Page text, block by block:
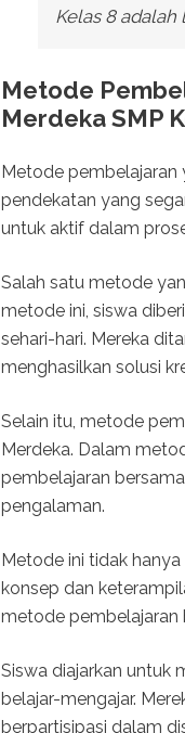
Kelas 8
Metode
Merdeka SMP
Metode pembelajaran
pendekatan yang
untuk aktif dalam
Salah satu metode
metode ini, siswa
sehari-hari. Mereka
menghasilkan solusi
Selain itu, metode
Merdeka. Dalam
pembelajaran
pengalaman.
Metode ini tidak
konsep dan
metode pembelajaran
Siswa diajarkan untuk
belajar-mengajar.
berpartisipasi dalam